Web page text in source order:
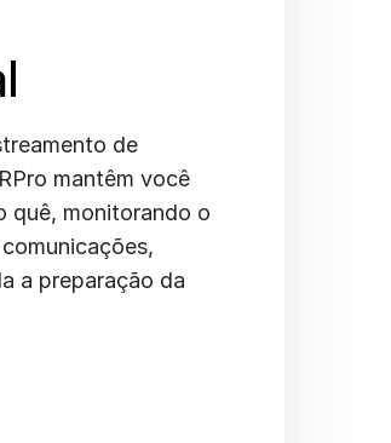
de
mantêm você
quê, monitorando o
a preparação da